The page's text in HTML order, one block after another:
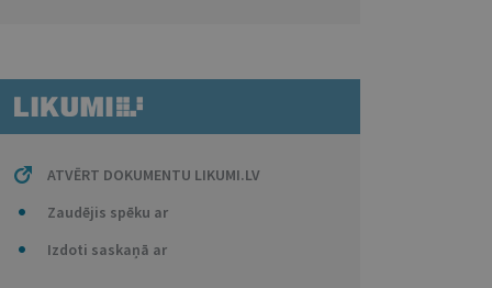
ATVĒRT DOKUMENTU LIKUMI.LV
Zaudējis spēku ar
Izdoti saskaņā ar